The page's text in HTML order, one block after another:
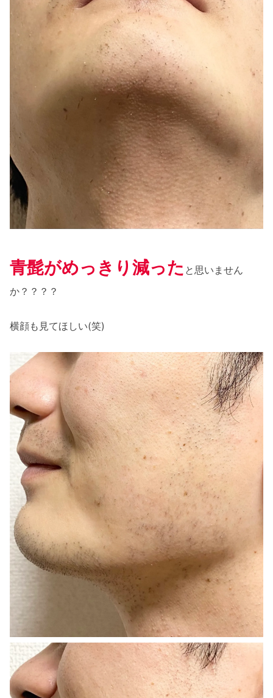
青髭がめっきり減った と思いません
か？？？？
横顔も見てほしい(笑)